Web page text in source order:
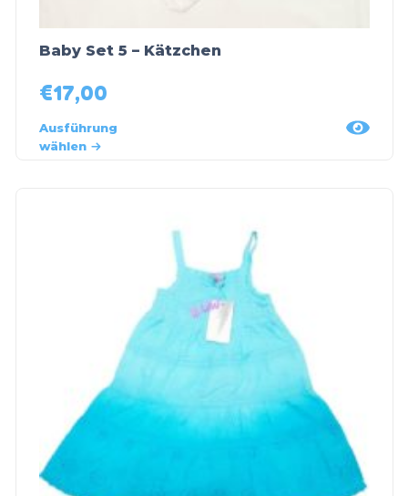
Baby Set 5 – Kätzchen
€17,00
Ausführung
wählen